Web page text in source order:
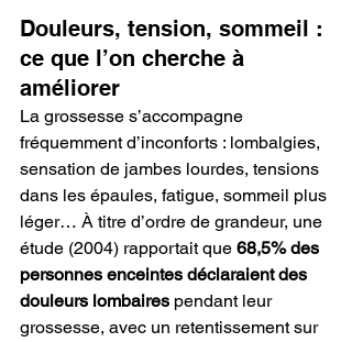
Douleurs, tension, sommeil :
ce que l’on cherche à
améliorer
La grossesse s’accompagne
fréquemment d’inconforts : lombalgies,
sensation de jambes lourdes, tensions
dans les épaules, fatigue, sommeil plus
léger… À titre d’ordre de grandeur, une
étude (2004) rapportait que 68,5% des
personnes enceintes déclaraient des
douleurs lombaires pendant leur
grossesse, avec un retentissement sur